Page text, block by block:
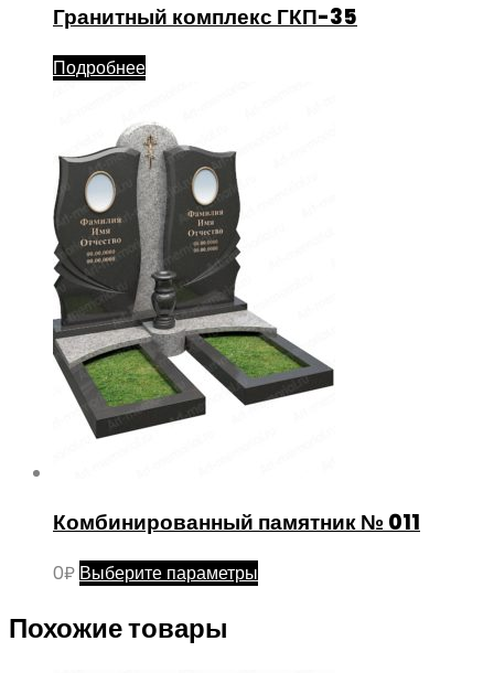
Гранитный комплекс ГКП-35
Подробнее
Комбинированный памятник № 011
0₽ Выберите параметры
Похожие товары